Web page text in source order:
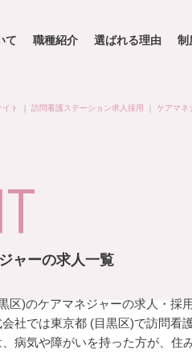
て 職種紹介 選ばれる理由 制
ト 訪問看護ステーション求人採用 ケアマネ
ャーの求人一覧
区)のケアマネジャーの求人・採
社では東京都 (目黒区)で訪問看
病気や障がいを持った方が、住